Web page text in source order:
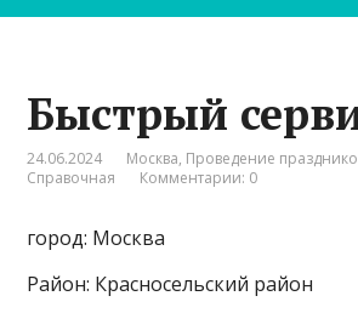
Быстрый
24.06.2024 Москва, Проведение
Справочная
Комментарии: 0
город: Москва
Район: Красносельский район